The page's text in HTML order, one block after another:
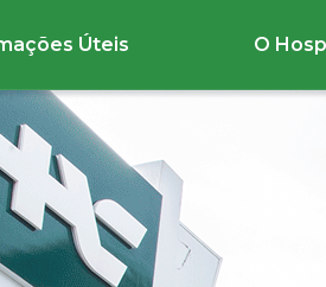
Úteis O